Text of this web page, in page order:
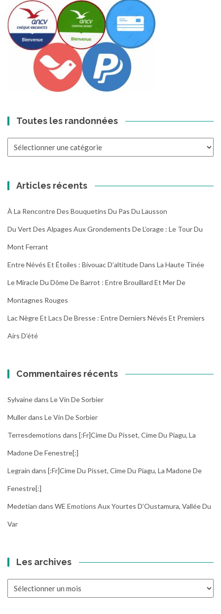
Toutes les randonnées
Articles récents
À La Rencontre Des Bouquetins Du Pas Du Lausson
Du Vert Des Alpages Aux Grondements De L’orage : Le Tour Du
Mont Ferrant
Entre Névés Et Étoiles : Bivouac D’altitude Dans La Haute Tinée
Le Miracle Du Dôme De Barrot : Entre Brouillard Et Mer De
Montagnes Rouges
Lac Nègre Et Lacs De Bresse : Entre Derniers Névés Et Premiers
Airs D’été
Commentaires récents
Sylvainedans Le Vin De Sorbier
Mullerdans Le Vin De Sorbier
Terresdemotions dans [:fr]Cime Du Pisset, Cime Du Piagu, La
Madone De Fenestre[:]
Legrain dans [:fr]Cime Du Pisset, Cime Du Piagu, La Madone De
Fenestre[:]
Medetian dans WE Emotions Aux Yourtes D’Oustamura, Vallée Du
Var
Les archives